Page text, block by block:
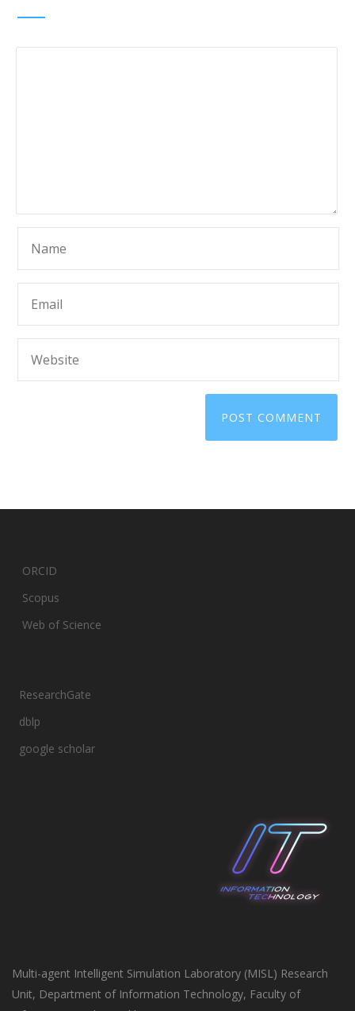
ORCID
Scopus
Web of Science
ResearchGate
dblp
google scholar
Multi-agent Intelligent Simulation Laboratory (MISL) Research
Unit, Department of Information Technology, Faculty of